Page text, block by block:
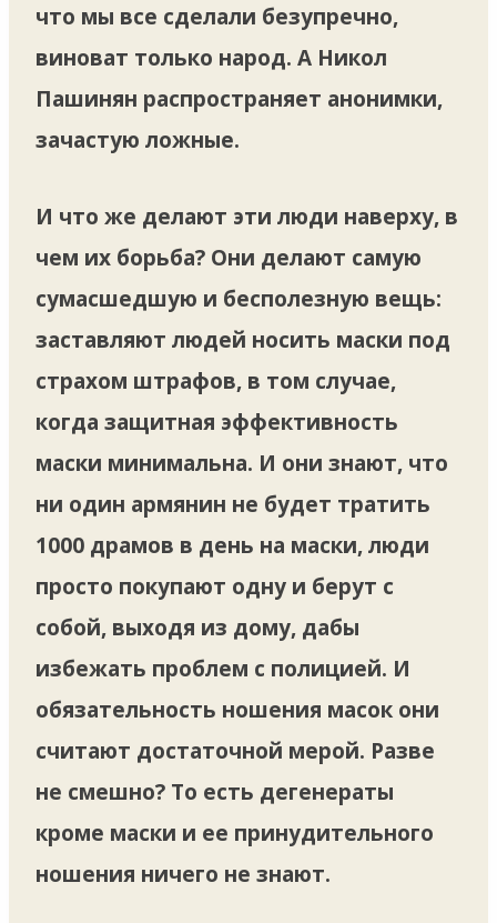
что мы все сделали безупречно,
виноват только народ. А Никол
Пашинян распространяет анонимки,
зачастую ложные.
И что же делают эти люди наверху, в
чем их борьба? Они делают самую
сумасшедшую и бесполезную вещь:
заставляют людей носить маски под
страхом штрафов, в том случае,
когда защитная эффективность
маски минимальна. И они знают, что
ни один армянин не будет тратить
1000 драмов в день на маски, люди
просто покупают одну и берут с
собой, выходя из дому, дабы
избежать проблем с полицией. И
обязательность ношения масок они
считают достаточной мерой. Разве
не смешно? То есть дегенераты
кроме маски и ее принудительного
ношения ничего не знают.